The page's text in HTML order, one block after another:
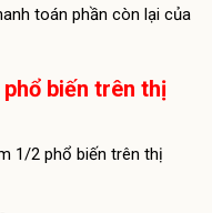
toán phần còn lại của
biến trên thị
1/2 phổ biến trên thị